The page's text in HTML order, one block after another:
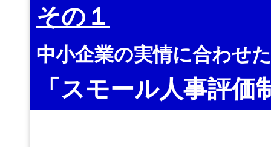
その１
中小企業の実情に合わせ
「スモール人事評